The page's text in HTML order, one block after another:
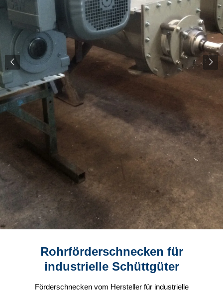
Rohrförderschnecken für
industrielle Schüttgüter
Förderschnecken vom Hersteller für industrielle